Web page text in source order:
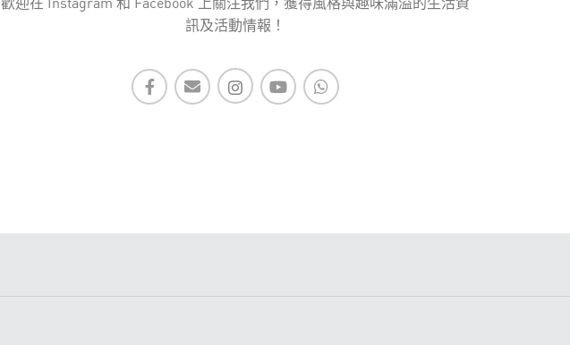
歡迎在 Instagram 和 Facebook 上關注我們，獲得風格與趣味滿溢的生活資
訊及活動情報！